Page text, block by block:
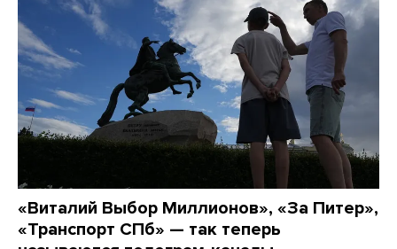
«Виталий Выбор Миллионов», «За Питер»,
«Транспорт СПб» — так теперь